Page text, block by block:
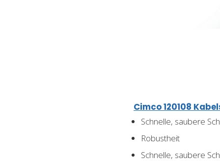
Cimco 120108
Schnelle, saubere
Robustheit
Schnelle, saubere